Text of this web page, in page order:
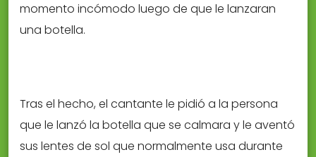
momento incómodo luego de que le lanzaran
una botella.
Tras el hecho, el cantante le pidió a la persona
que le lanzó la botella que se calmara y le aventó
sus lentes de sol que normalmente usa durante